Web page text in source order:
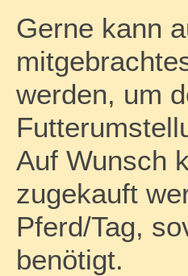
Gerne kann
werden, um
Auf Wunsch
zugekauft
Pferd/Tag,
benötigt.